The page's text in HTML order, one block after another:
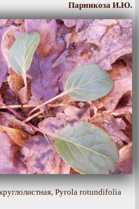
Парникоза И.Ю.
Pyrola rotundifolia